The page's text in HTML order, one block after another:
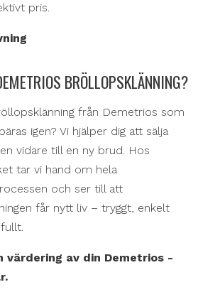
pris.
BRÖLLOPSKLÄNNING?
från Demetrios som
igen? Vi hjälper dig att sälja
vidare till en ny brud. Hos
tar vi hand om hela
och ser till att
får nytt liv – tryggt, enkelt
värdering av din Demetrios -